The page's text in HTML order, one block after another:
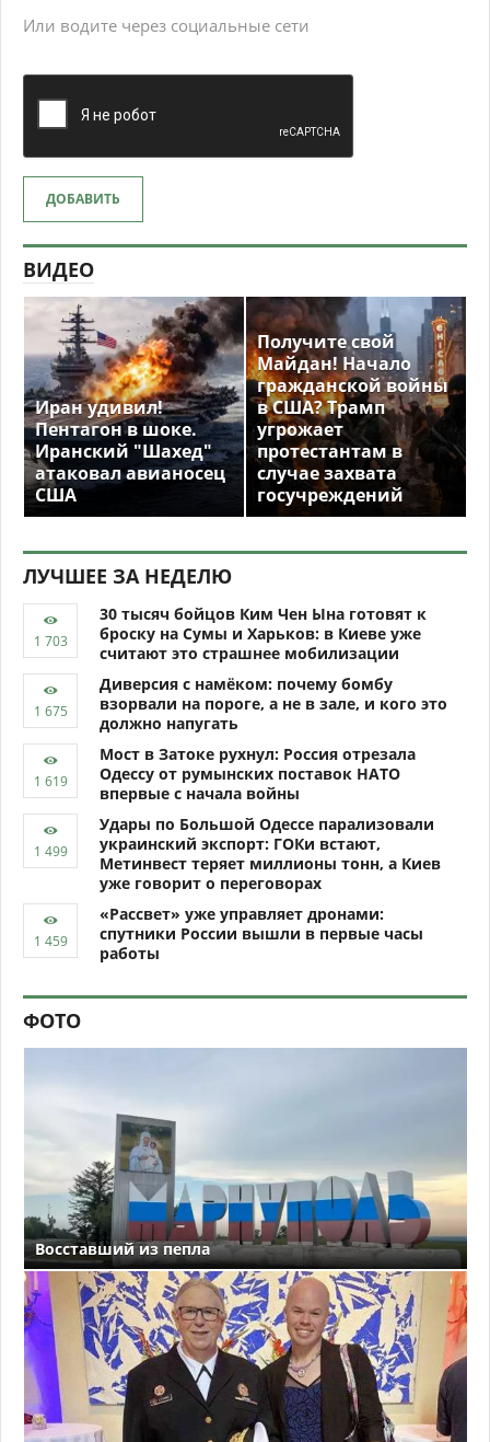
Или водите через социальные сети
ДОБАВИТЬ
ВИДЕО
Иран удивил!
Пентагон в шоке.
Иранский "Шахед"
атаковал авианосец
США
Получите свой
Майдан! Начало
гражданской войны
в США? Трамп
угрожает
протестантам в
случае захвата
госучреждений
ЛУЧШЕЕ ЗА НЕДЕЛЮ
30 тысяч бойцов Ким Чен Ына готовят к
броску на Сумы и Харьков: в Киеве уже
считают это страшнее мобилизации
Диверсия с намёком: почему бомбу
взорвали на пороге, а не в зале, и кого это
должно напугать
Мост в Затоке рухнул: Россия отрезала
Одессу от румынских поставок НАТО
впервые с начала войны
Удары по Большой Одессе парализовали
украинский экспорт: ГОКи встают,
Метинвест теряет миллионы тонн, а Киев
уже говорит о переговорах
«Рассвет» уже управляет дронами:
спутники России вышли в первые часы
работы
ФОТО
Восставший из пепла